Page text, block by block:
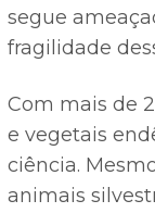
segue
fragilidade
Com mais de
e vegetais
ciência.
animais